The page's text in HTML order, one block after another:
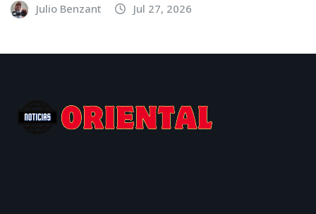
Julio Benzant Jul 27, 2026